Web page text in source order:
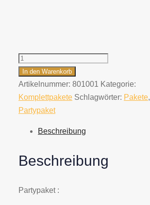
Partypaket
Menge
In den Warenkorb
Artikelnummer: 801001 Kategorie:
Komplettpakete Schlagwörter: Pakete,
Partypaket
Beschreibung
Beschreibung
Partypaket :